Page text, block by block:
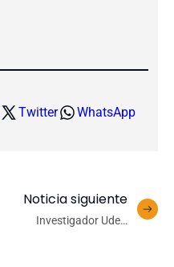
Twitter WhatsApp
Noticia siguiente
Investigador UdeC